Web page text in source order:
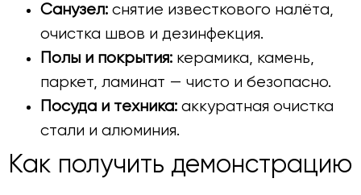
Санузел: снятие известкового налёта,
очистка швов и дезинфекция.
Полы и покрытия: керамика, камень,
паркет, ламинат — чисто и безопасно.
Посуда и техника: аккуратная очистка
стали и алюминия.
Как получить демонстрацию